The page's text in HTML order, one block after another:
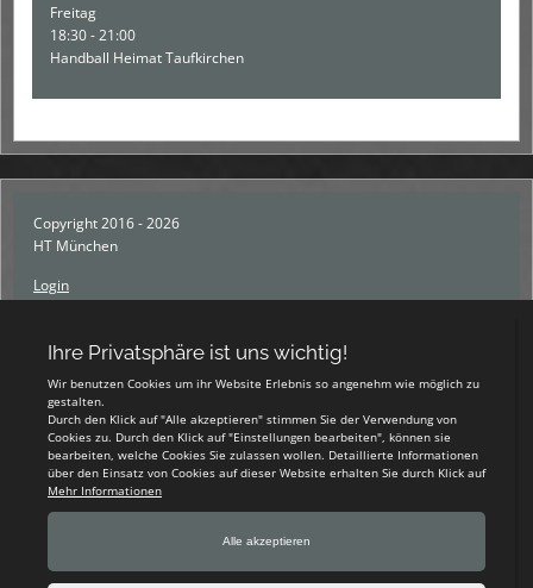
Freitag
18:30 - 21:00
Handball Heimat Taufkirchen
Copyright 2016 - 2026
HT München
Login
Impressum
Datenschutzerklärung
Teamsports 2
Dein Sportverein online